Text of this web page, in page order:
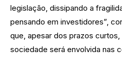
legislação, dissipando a
pensando em investidores”,
que, apesar dos prazos
sociedade será envolvida nas